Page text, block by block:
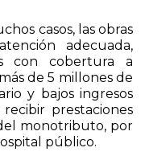
adecuada,
con cobertura a
de 5 millones de
y bajos ingresos
prestaciones
monotributo, por
público.